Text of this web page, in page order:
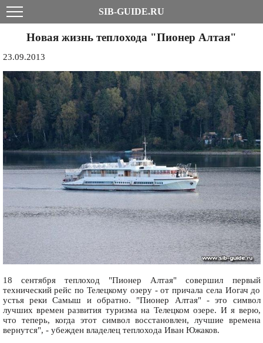
SIB-GUIDE.RU
Новая жизнь теплохода "Пионер Алтая"
23.09.2013
18 сентября теплоход "Пионер Алтая" совершил первый
технический рейс по Телецкому озеру - от причала села Иогач до
устья реки Самыш и обратно. "Пионер Алтая" - это символ
лучших времен развития туризма на Телецком озере. И я верю,
что теперь, когда этот символ восстановлен, лучшие времена
вернутся", - убежден владелец теплохода Иван Южаков.